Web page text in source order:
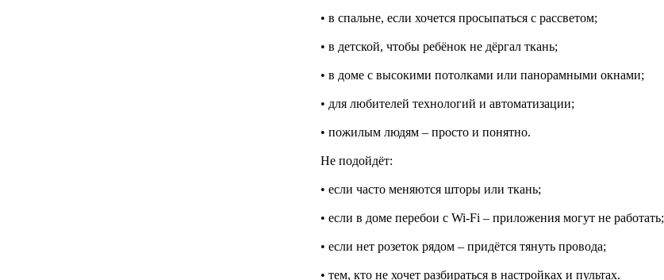
• в спальне, если хочется просыпаться с рассветом;
• в детской, чтобы ребёнок не дёргал ткань;
• в доме с высокими потолками или панорамными окнами;
• для любителей технологий и автоматизации;
• пожилым людям – просто и понятно.
Не подойдёт:
• если часто меняются шторы или ткань;
• если в доме перебои с Wi-Fi – приложения могут не работать;
• если нет розеток рядом – придётся тянуть провода;
• тем, кто не хочет разбираться в настройках и пультах.